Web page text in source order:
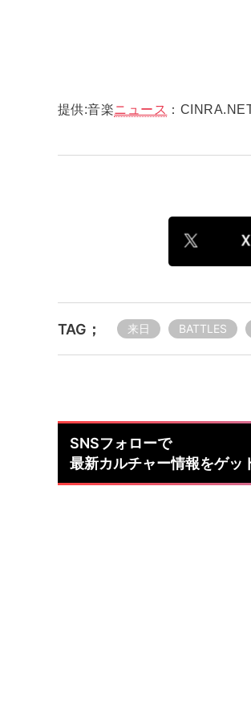
提供:音楽ニュース ：
TAG； 来日 BATTLES
SNSフォローで
最新カルチャー情報をゲッ